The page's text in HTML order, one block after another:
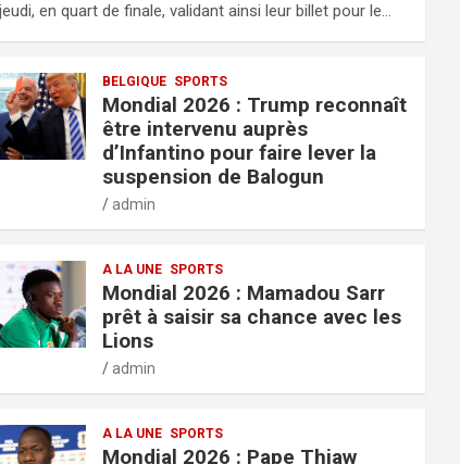
jeudi, en quart de finale, validant ainsi leur billet pour le…
BELGIQUE SPORTS
Mondial 2026 : Trump reconnaît
être intervenu auprès
d’Infantino pour faire lever la
suspension de Balogun
admin
A LA UNE SPORTS
Mondial 2026 : Mamadou Sarr
prêt à saisir sa chance avec les
Lions
admin
A LA UNE SPORTS
Mondial 2026 : Pape Thiaw